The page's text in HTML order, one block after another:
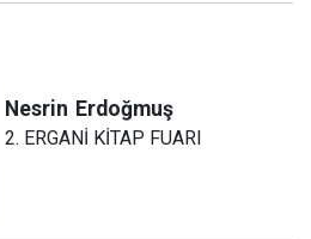
Nesrin Erdoğmuş
2. ERGANİ KİTAP FUARI